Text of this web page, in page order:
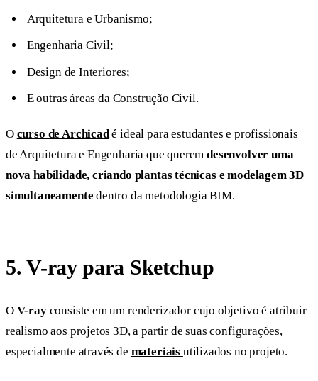
Arquitetura e Urbanismo;
Engenharia Civil;
Design de Interiores;
E outras áreas da Construção Civil.
O curso de Archicadé ideal para estudantes e profissionais
de Arquitetura e Engenharia que queremdesenvolver uma
nova habilidade, criando plantas técnicas e modelagem 3D
simultaneamentedentro da metodologia BIM.
5.V-ray para Sketchup
O V-rayconsiste em um renderizador cujo objetivo é atribuir
realismo aos projetos 3D, a partir de suas configurações,
especialmente através de materiais utilizados no projeto.